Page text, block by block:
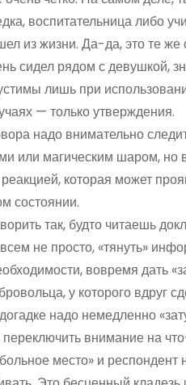
воспитательница либо
из жизни. Да-да, это те
сидел рядом с девушкой,
лишь при
— только утверждения.
надо внимательно
или магическим шаром,
которая может
состоянии.
так, будто читаешь
не просто, «тянуть»
вовремя
у которого вдруг
надо немедленно
внимание на
место» и